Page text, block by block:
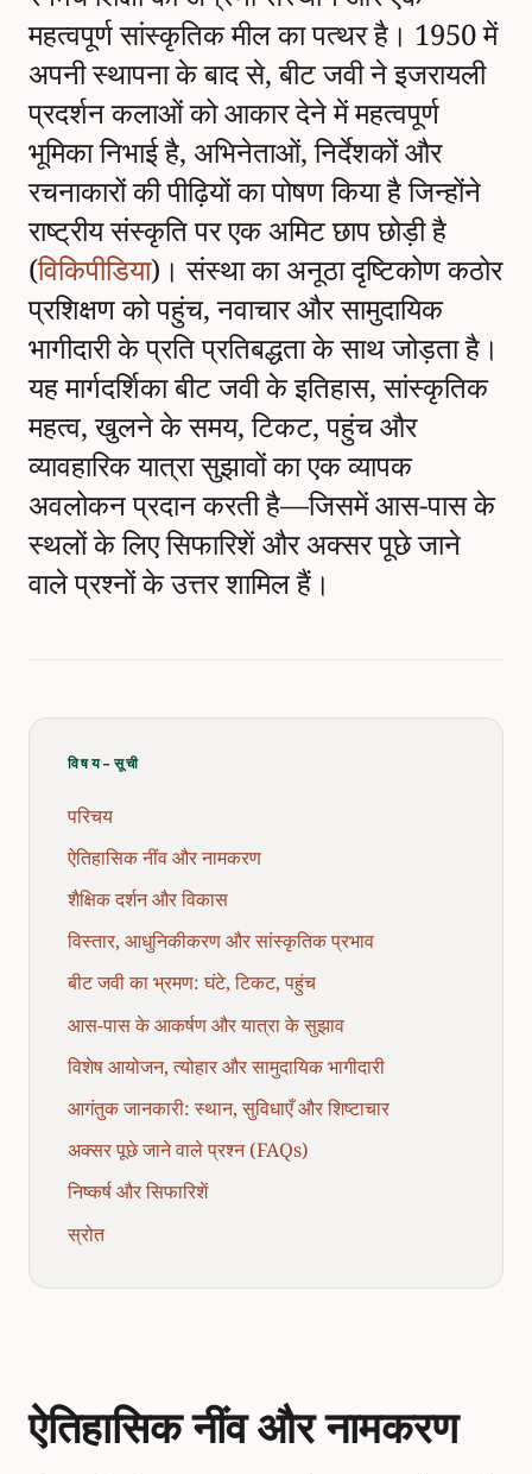
महत्वपूर्ण सांस्कृतिक मील का पत्थर है। 1950 में
अपनी स्थापना के बाद से, बीट जवी ने इजरायली
प्रदर्शन कलाओं को आकार देने में महत्वपूर्ण
भूमिका निभाई है, अभिनेताओं, निर्देशकों और
रचनाकारों की पीढ़ियों का पोषण किया है जिन्होंने
राष्ट्रीय संस्कृति पर एक अमिट छाप छोड़ी है
(विकिपीडिया)। संस्था का अनूठा दृष्टिकोण कठोर
प्रशिक्षण को पहुंच, नवाचार और सामुदायिक
भागीदारी के प्रति प्रतिबद्धता के साथ जोड़ता है।
यह मार्गदर्शिका बीट जवी के इतिहास, सांस्कृतिक
महत्व, खुलने के समय, टिकट, पहुंच और
व्यावहारिक यात्रा सुझावों का एक व्यापक
अवलोकन प्रदान करती है—जिसमें आस-पास के
स्थलों के लिए सिफारिशें और अक्सर पूछे जाने
वाले प्रश्नों के उत्तर शामिल हैं।
विषय-सूची
परिचय
ऐतिहासिक नींव और नामकरण
शैक्षिक दर्शन और विकास
विस्तार, आधुनिकीकरण और सांस्कृतिक प्रभाव
बीट जवी का भ्रमण: घंटे, टिकट, पहुंच
आस-पास के आकर्षण और यात्रा के सुझाव
विशेष आयोजन, त्योहार और सामुदायिक भागीदारी
आगंतुक जानकारी: स्थान, सुविधाएँ और शिष्टाचार
अक्सर पूछे जाने वाले प्रश्न (FAQs)
निष्कर्ष और सिफारिशें
स्रोत
ऐतिहासिक नींव और नामकरण